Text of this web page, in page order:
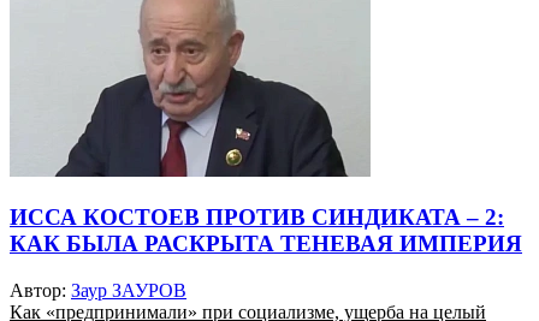
ИССА КОСТОЕВ ПРОТИВ СИНДИКАТА – 2:
КАК БЫЛА РАСКРЫТА ТЕНЕВАЯ ИМПЕРИЯ
Автор: Заур ЗАУРОВ
Как «предпринимали» при социализме, ущерба на целый